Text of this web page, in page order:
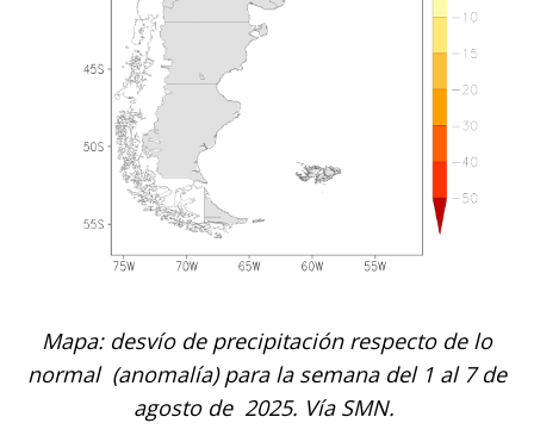
Mapa: desvío de precipitación respecto de lo
normal (anomalía) para la semana del 1 al 7 de
agosto de 2025. Vía SMN.